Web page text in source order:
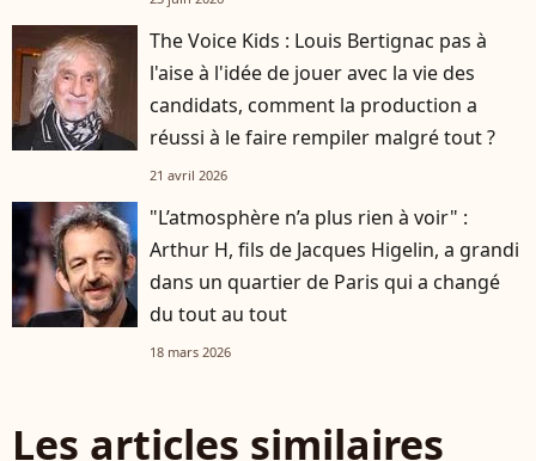
The Voice Kids : Louis Bertignac pas à
l'aise à l'idée de jouer avec la vie des
candidats, comment la production a
réussi à le faire rempiler malgré tout ?
21 avril 2026
"L’atmosphère n’a plus rien à voir" :
Arthur H, fils de Jacques Higelin, a grandi
dans un quartier de Paris qui a changé
du tout au tout
18 mars 2026
Les articles similaires